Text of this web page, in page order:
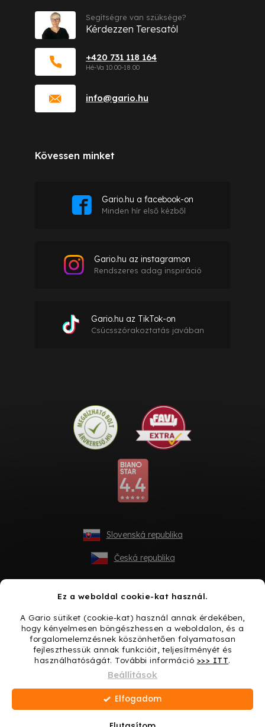
Ez a weboldal cookie-kat használ.
A Gario sütiket (cookie-kat) használ annak érdekében,
hogy kényelmesen böngészhessen a weboldalon, és a
forgalomelemzésnek köszönhetően folyamatosan
fejleszthessük annak funkcióit, teljesítményét és
használhatóságát. További információ >>> ITT.
Beállítások
Elfogadom
info@gario.hu
+420 731 118 164
Segítségre van szüksége?
Kérdezzen Teresatól
Kövessen minket
Gario.hu a facebook-on
Minden hír első kézből
Gario.hu az instagramon
Rendszeres adag inspiráció
Gario.hu az TikTok-on
Csúcsszórakoztatás javában
Slovenská republika
Česká republika
Shoptet készítette
Copyright 2026Gario.hu. Minden jog fenntartva.Süti
beállítások szerkesztése